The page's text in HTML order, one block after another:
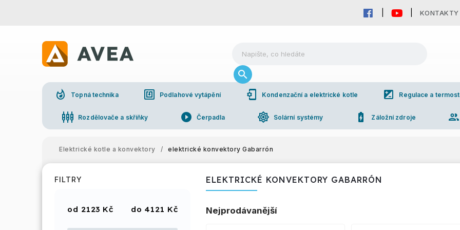
KONTAKTY
whatshot Topná technika nfc Podlahové vytápění phonelink_setup Kondenzační a elektrické kotle iso Regulace a
settings_input_component Rozdělovače a skříňky play_circle_filled Čerpadla brightness_high Solární systémy battery_charging_full Záložní zdroje group
Elektrické kotle a konvektory / elektrické konvektory Gabarrón
FILTRY
2123 Kč 4121 Kč
ELEKTRICKÉ KONVEKTORY GABARRÓN
Nejprodávanější